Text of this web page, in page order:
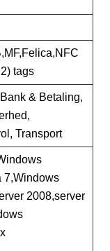
tags
& Betaling,
Transport
7,Windows
2008,server